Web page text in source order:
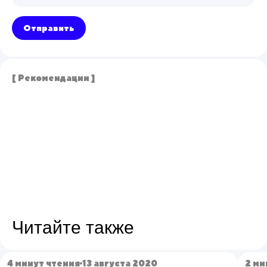
Отправить
[ Рекомендации ]
Читайте также
4 минут чтения 13 августа 2020 2